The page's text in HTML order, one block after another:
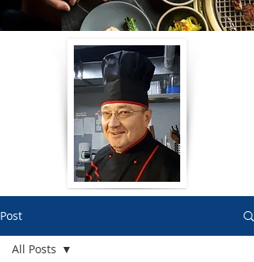
Post
All Posts